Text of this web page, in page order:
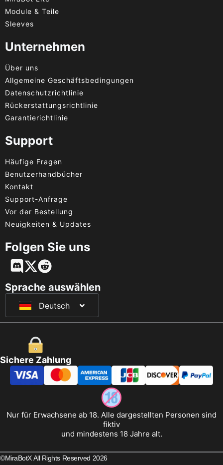
Module & Teile
Sleeves
Unternehmen
Über uns
Allgemeine Geschäftsbedingungen
Datenschutzrichtlinie
Rückerstattungsrichtlinie
Garantierichtlinie
Support
Häufige Fragen
Benutzerhandbücher
Kontakt
Support-Anfrage
Vor der Bestellung
Neuigkeiten & Updates
Folgen Sie uns
Sprache auswählen
Deutsch
English
日本語
Sichere Zahlung
Nur für Erwachsene ab 18. Alle dargestellten Personen sind
fiktiv
und mindestens 18 Jahre alt.
©MiraBotX All Rights Reserved 2026